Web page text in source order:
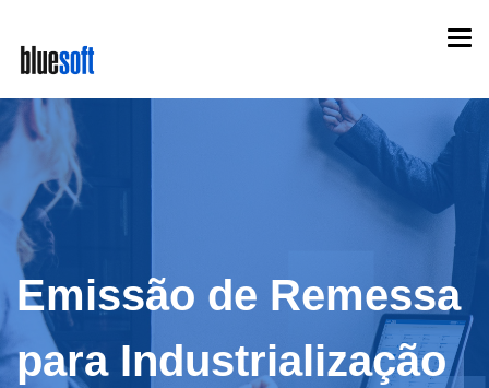
main
content
Emissão de Remessa
para Industrialização